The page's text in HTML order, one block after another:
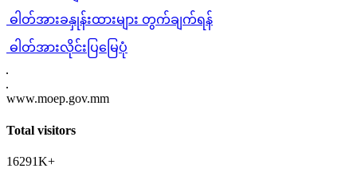
ဓါတ်အားခနှုန်းထားများ တွက်ချက်ရန်
ဓါတ်အားလိုင်းပြမြေပုံ
www.moep.gov.mm
Total visitors
16291K+